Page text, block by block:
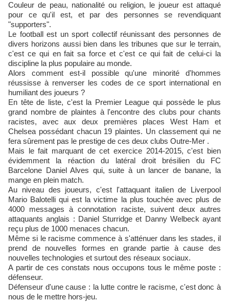
Couleur de peau, nationalité ou religion, le joueur est attaqué
pour ce qu'il est, et par des personnes se revendiquant
"supporters".
Le football est un sport collectif réunissant des personnes de
divers horizons aussi bien dans les tribunes que sur le terrain,
c'est ce qui en fait sa force et c'est ce qui fait de celui-ci la
discipline la plus populaire au monde.
Alors comment est-il possible qu'une minorité d'hommes
réussisse à renverser les codes de ce sport international en
humiliant des joueurs ?
En tête de liste, c'est la Premier League qui possède le plus
grand nombre de plaintes à l'encontre des clubs pour chants
racistes, avec aux deux premières places West Ham et
Chelsea possédant chacun 19 plaintes. Un classement qui ne
fera sûrement pas le prestige de ces deux clubs Outre-Mer .
Mais le fait marquant de cet exercice 2014-2015, c'est bien
évidemment la réaction du latéral droit brésilien du FC
Barcelone Daniel Alves qui, suite à un lancer de banane, la
mange en plein match.
Au niveau des joueurs, c'est l'attaquant italien de Liverpool
Mario Balotelli qui est la victime la plus touchée avec plus de
4000 messages à connotation raciste, suivent deux autres
attaquants anglais : Daniel Sturridge et Danny Welbeck ayant
reçu plus de 1000 menaces chacun.
Même si le racisme commence à s'atténuer dans les stades, il
prend de nouvelles formes en grande partie à cause des
nouvelles technologies et surtout des réseaux sociaux.
A partir de ces constats nous occupons tous le même poste :
défenseur.
Défenseur d'une cause : la lutte contre le racisme, c'est donc à
nous de le mettre hors-jeu.